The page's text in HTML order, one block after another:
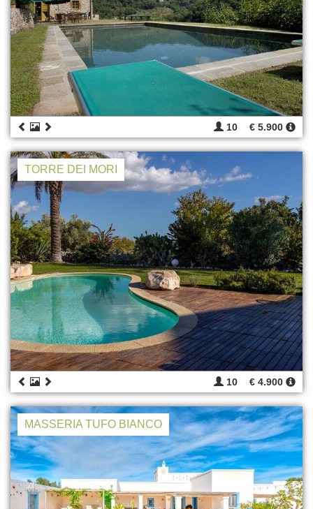
10 € 5.900
TORRE DEI MORI
10 € 4.900
MASSERIA TUFO BIANCO